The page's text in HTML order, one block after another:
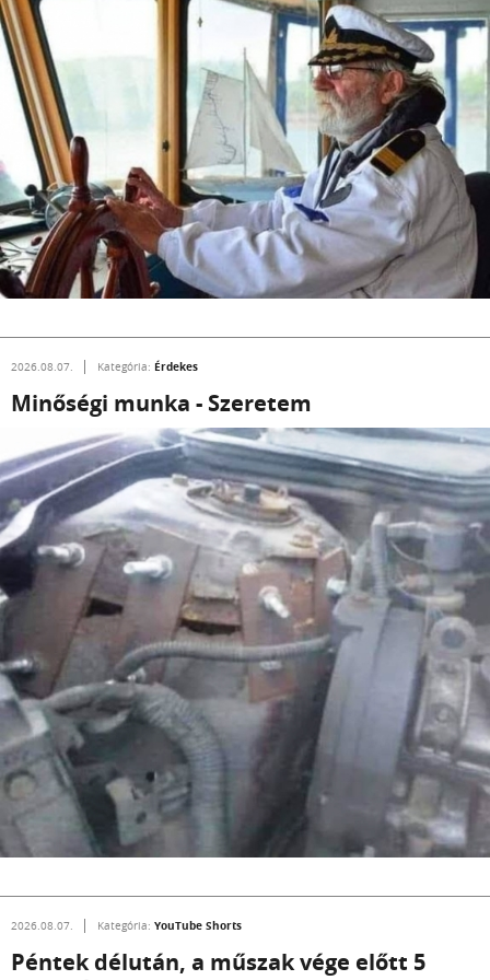
2026.08.07. Kategória: Érdekes
Minőségi munka - Szeretem
2026.08.07. Kategória: YouTube Shorts
Péntek délután, a műszak vége előtt 5